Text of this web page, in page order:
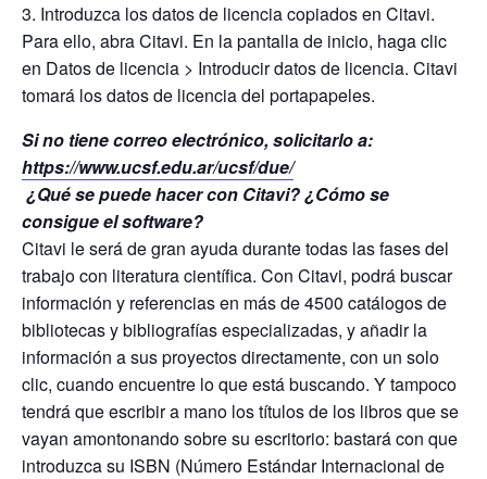
3. Introduzca los datos de licencia copiados en Citavi.
Para ello, abra Citavi. En la pantalla de inicio, haga clic
en Datos de licencia > Introducir datos de licencia. Citavi
tomará los datos de licencia del portapapeles.
Si no tiene correo electrónico, solicitarlo a:
https://www.ucsf.edu.ar/ucsf/due/
¿Qué se puede hacer con Citavi? ¿Cómo se
consigue el software?
Citavi le será de gran ayuda durante todas las fases del
trabajo con literatura científica. Con Citavi, podrá buscar
información y referencias en más de 4500 catálogos de
bibliotecas y bibliografías especializadas, y añadir la
información a sus proyectos directamente, con un solo
clic, cuando encuentre lo que está buscando. Y tampoco
tendrá que escribir a mano los títulos de los libros que se
vayan amontonando sobre su escritorio: bastará con que
introduzca su ISBN (Número Estándar Internacional de